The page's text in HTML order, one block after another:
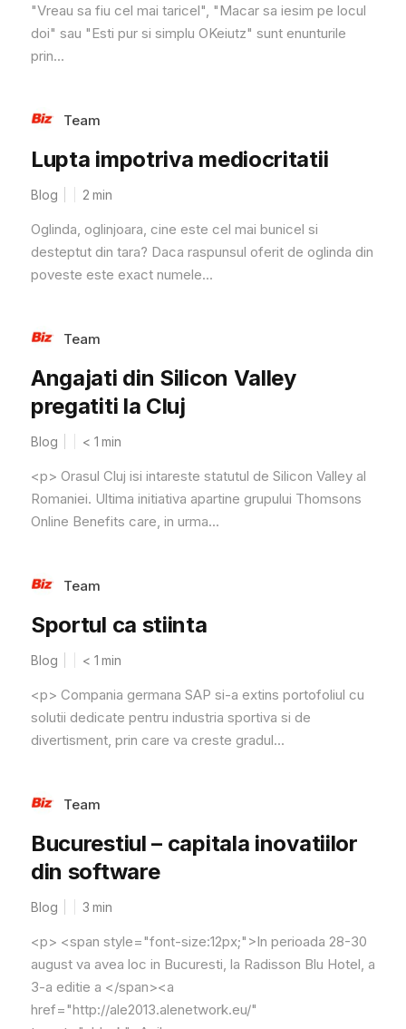
"Vreau sa fiu cel mai taricel", "Macar sa iesim pe locul
doi" sau "Esti pur si simplu OKeiutz" sunt enunturile
prin...
Team
Lupta impotriva mediocritatii
Blog 2 min
Oglinda, oglinjoara, cine este cel mai bunicel si
desteptut din tara? Daca raspunsul oferit de oglinda din
poveste este exact numele...
Team
Angajati din Silicon Valley
pregatiti la Cluj
Blog < 1 min
<p> Orasul Cluj isi intareste statutul de Silicon Valley al
Romaniei. Ultima initiativa apartine grupului Thomsons
Online Benefits care, in urma...
Team
Sportul ca stiinta
Blog < 1 min
<p> Compania germana SAP si-a extins portofoliul cu
solutii dedicate pentru industria sportiva si de
divertisment, prin care va creste gradul...
Team
Bucurestiul – capitala inovatiilor
din software
Blog 3 min
<p> <span style="font-size:12px;">In perioada 28-30
august va avea loc in Bucuresti, la Radisson Blu Hotel, a
3-a editie a </span><a
href="http://ale2013.alenetwork.eu/"